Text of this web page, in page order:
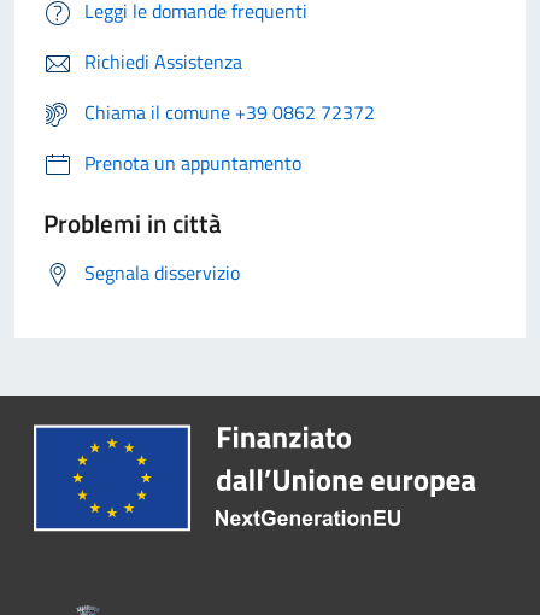
Leggi le domande frequenti
Richiedi Assistenza
Chiama il comune +39 0862 72372
Prenota un appuntamento
Problemi in città
Segnala disservizio